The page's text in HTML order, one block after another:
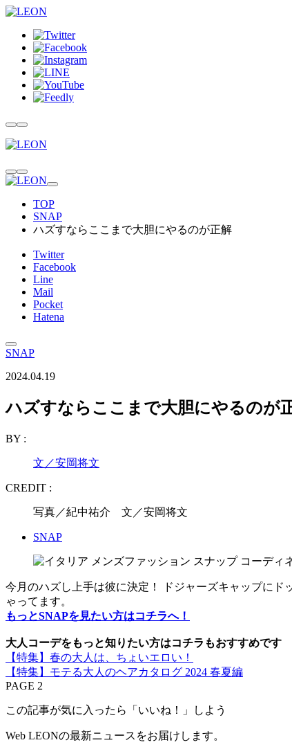
TOP
SNAP
ハズすならここまで大胆にやるのが正解
Twitter
Facebook
Line
Mail
Pocket
Hatena
SNAP
2024.04.19
ハズすならここまで大胆にやるのが
BY :
文／安岡将文
CREDIT :
写真／紀中祐介 文／安岡将文
SNAP
今月のハズし上手は彼に決定！ ドジャーズキャップに
ゃってます。
もっとSNAPを見たい方はコチラへ！
大人コーデをもっと知りたい方はコチラもおすすめです
【特集】春の大人は、ちょいエロい！
【特集】モテる大人のヘアカタログ 2024 春夏編
PAGE 2
この記事が気に入ったら「いいね！」しよう
Web LEONの最新ニュースをお届けします。